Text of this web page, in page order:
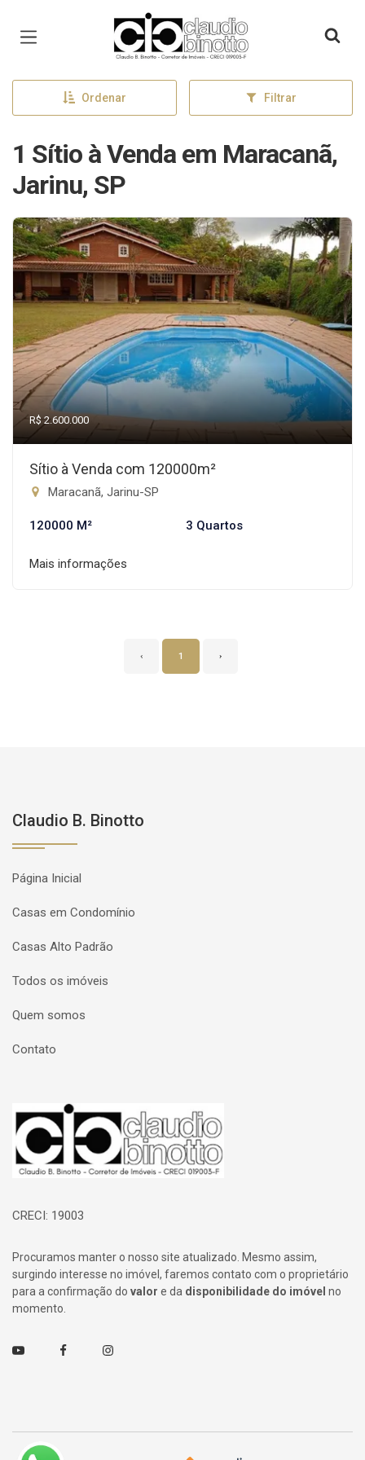
Página inicial
Ordenar Filtrar
1 Sítio à Venda em Maracanã,
Jarinu, SP
R$ 2.600.000
Sítio à Venda com 120000m²
Maracanã, Jarinu-SP
120000 M² 3 Quartos
Mais informações
‹ 1 ›
Claudio B. Binotto
Página Inicial
Casas em Condomínio
Casas Alto Padrão
Todos os imóveis
Quem somos
Contato
Página inicial
CRECI: 19003
Procuramos manter o nosso site atualizado. Mesmo assim,
surgindo interesse no imóvel, faremos contato com o proprietário
para a confirmação do valor e da disponibilidade do imóvel no
momento.
Youtube FacebookInstagram